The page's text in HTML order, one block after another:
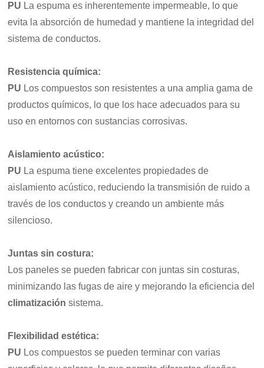
PU La espuma es inherentemente impermeable, lo que
evita la absorción de humedad y mantiene la integridad del
sistema de conductos.
Resistencia química:
PU Los compuestos son resistentes a una amplia gama de
productos químicos, lo que los hace adecuados para su
uso en entornos con sustancias corrosivas.
Aislamiento acústico:
PU La espuma tiene excelentes propiedades de
aislamiento acústico, reduciendo la transmisión de ruido a
través de los conductos y creando un ambiente más
silencioso.
Juntas sin costura:
Los paneles se pueden fabricar con juntas sin costuras,
minimizando las fugas de aire y mejorando la eficiencia del
climatización sistema.
Flexibilidad estética:
PU Los compuestos se pueden terminar con varias